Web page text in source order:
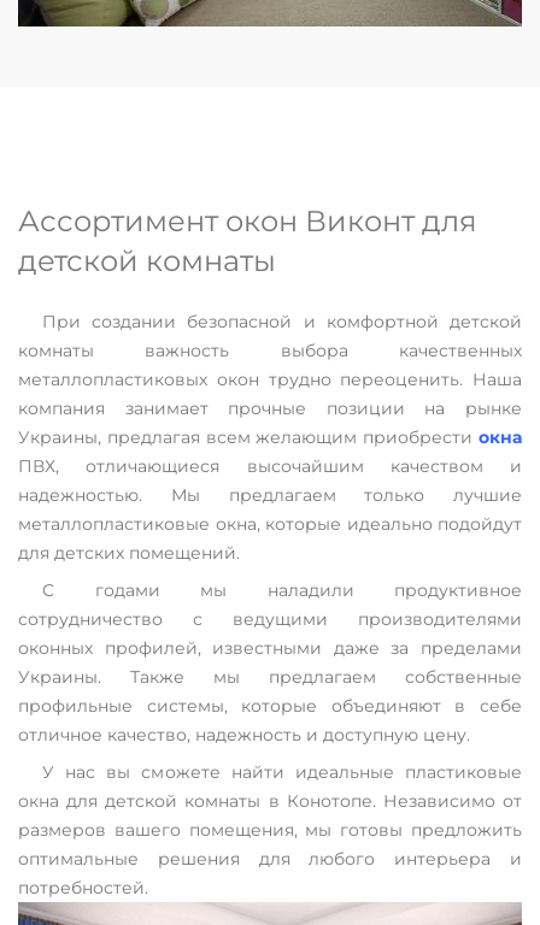
Ассортимент окон Виконт для
детской комнаты
При создании безопасной и комфортной детской
комнаты важность выбора качественных
металлопластиковых окон трудно переоценить. Наша
компания занимает прочные позиции на рынке
Украины, предлагая всем желающим приобрести окна
ПВХ, отличающиеся высочайшим качеством и
надежностью. Мы предлагаем только лучшие
металлопластиковые окна, которые идеально подойдут
для детских помещений.
С годами мы наладили продуктивное
сотрудничество с ведущими производителями
оконных профилей, известными даже за пределами
Украины. Также мы предлагаем собственные
профильные системы, которые объединяют в себе
отличное качество, надежность и доступную цену.
У нас вы сможете найти идеальные пластиковые
окна для детской комнаты в Конотопе. Независимо от
размеров вашего помещения, мы готовы предложить
оптимальные решения для любого интерьера и
потребностей.